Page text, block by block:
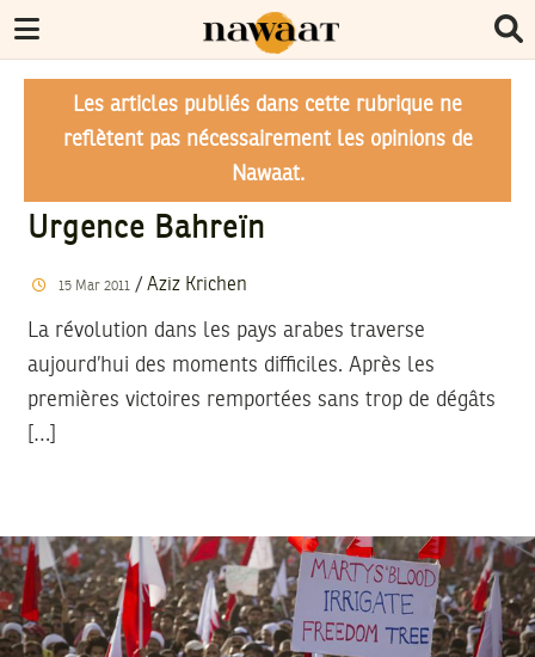
Les articles publiés dans cette rubrique ne
reflètent pas nécessairement les opinions de
Nawaat.
Urgence Bahreïn
15 Mar 2011/ Aziz Krichen
La révolution dans les pays arabes traverse
aujourd’hui des moments difficiles. Après les
premières victoires remportées sans trop de dégâts
[…]